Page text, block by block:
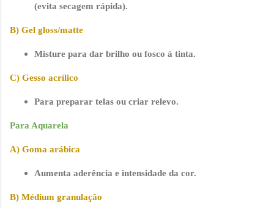
(evita secagem rápida).
B) Gel gloss/matte
Misture para dar brilho ou fosco à tinta.
C) Gesso acrílico
Para preparar telas ou criar relevo.
Para Aquarela
A) Goma arábica
Aumenta aderência e intensidade da cor.
B) Médium granulação